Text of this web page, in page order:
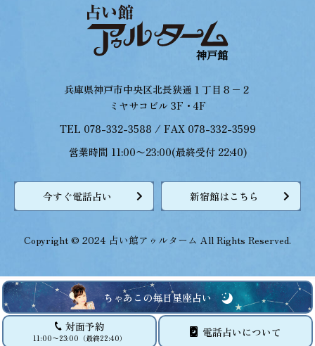
ちゃあこの毎日星座占い
対面予約
11:00〜23:00（最終22:40） 電話占いについて
兵庫県神戸市中央区北長狭通１丁目８−２
ミヤサコビル 3F・4F
TEL 078-332-3588 / FAX 078-332-3599
営業時間 11:00〜23:00(最終受付 22:40)
今すぐ電話占い 新宿館はこちら
Copyright © 2024 占い館アゥルターム All Rights Reserved.